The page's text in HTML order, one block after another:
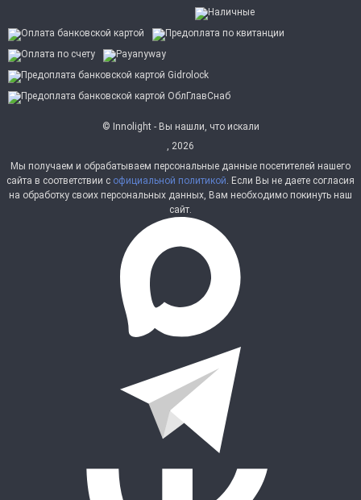
© Innolight - Вы нашли, что искали
, 2026
Мы получаем и обрабатываем персональные данные посетителей нашего
сайта в соответствии с официальной политикой . Если Вы не даете согласия
на обработку своих персональных данных, Вам необходимо покинуть наш
сайт.